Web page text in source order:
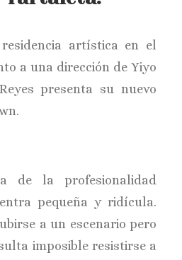
artística en el
a una dirección de Yiyo
presenta su nuevo
de la profesionalidad
pequeña y ridícula.
a un escenario pero
imposible resistirse a